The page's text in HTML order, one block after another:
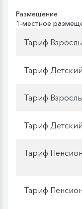
Размещение
1-местное
Тариф
Тариф Детский
Тариф
Тариф
Тариф
Тариф